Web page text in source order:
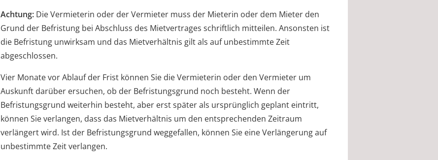
Achtung: Die Vermieterin oder der Vermieter muss der Mieterin oder dem Mieter den
Grund der Befristung bei Abschluss des Mietvertrages schriftlich mitteilen. Ansonsten ist
die Befristung unwirksam und das Mietverhältnis gilt als auf unbestimmte Zeit
abgeschlossen.
Vier Monate vor Ablauf der Frist können Sie die Vermieterin oder den Vermieter um
Auskunft darüber ersuchen, ob der Befristungsgrund noch besteht. Wenn der
Befristungsgrund weiterhin besteht, aber erst später als ursprünglich geplant eintritt,
können Sie verlangen, dass das Mietverhältnis um den entsprechenden Zeitraum
verlängert wird. Ist der Befristungsgrund weggefallen, können Sie eine Verlängerung auf
unbestimmte Zeit verlangen.